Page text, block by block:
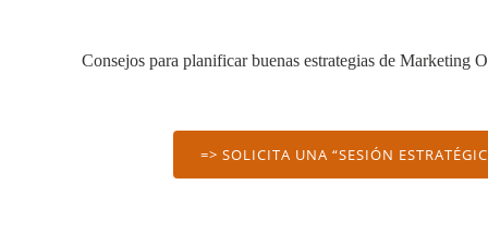
Consejos para planificar buenas estrategias de Marketing
=> SOLICITA UNA “SESIÓN